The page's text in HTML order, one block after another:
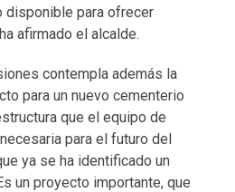
disponible para ofrecer
afirmado el alcalde.
contempla además la
para un nuevo cementerio
que el equipo de
para el futuro del
ya se ha identificado un
un proyecto importante, que